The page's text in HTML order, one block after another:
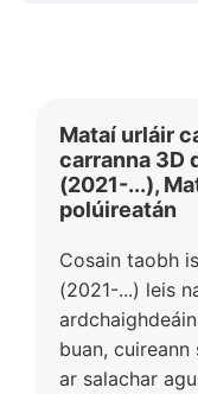
Mataí urláir
carranna 3D
(2021-...),
polúireatán
Cosain taobh
(2021-...) leis
buan,
ar salachar